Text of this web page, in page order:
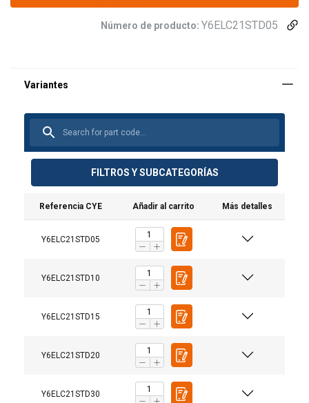
Número de producto: Y6ELC21STD05
FILTROS Y SUBCATEGORÍAS
Referencia CYE Añadir al carrito Más detalles
Y6ELC21STD05
Y6ELC21STD10
Y6ELC21STD15
Y6ELC21STD20
Y6ELC21STD30